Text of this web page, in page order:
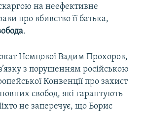
на неефективне
про вбивство її батька,
.
Нємцової Вадим Прохоров,
з порушенням російською
Конвенції про захист
свобод, які гарантують
не заперечує, що Борис